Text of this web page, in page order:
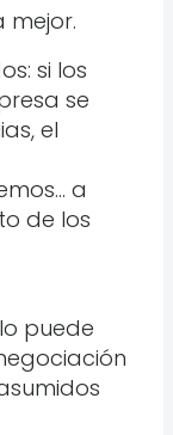
mejor.
si los
se
el
a
de los
puede